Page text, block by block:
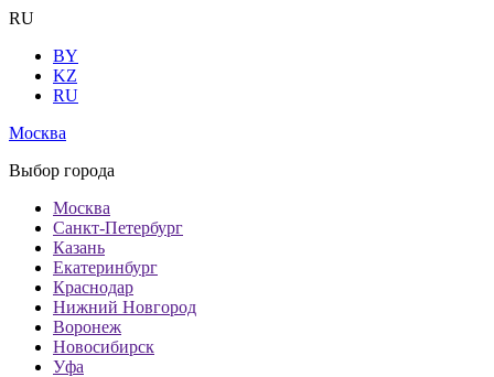
RU
BY
KZ
RU
Москва
Выбор города
Москва
Санкт-Петербург
Казань
Екатеринбург
Краснодар
Нижний Новгород
Воронеж
Новосибирск
Уфа